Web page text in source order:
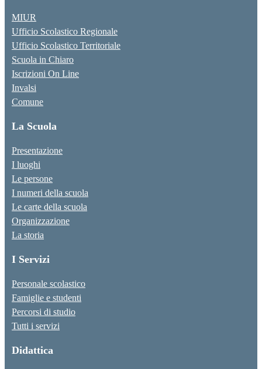
MIUR
Ufficio Scolastico Regionale
Ufficio Scolastico Territoriale
Scuola in Chiaro
Iscrizioni On Line
Invalsi
Comune
La Scuola
Presentazione
I luoghi
Le persone
I numeri della scuola
Le carte della scuola
Organizzazione
La storia
I Servizi
Personale scolastico
Famiglie e studenti
Percorsi di studio
Tutti i servizi
Didattica